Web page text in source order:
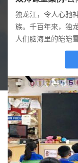
国家质检总局，全
局，是我国国务院
入境卫生检疫、出
可、标准化等工作
独龙江，令人心驰
族。千百年来，独
人们脑海里的皑皑
这里发生了翻天覆
度重视下，教育事
某某县下辖16个镇
提高办事效率，某
统。
国家电网公司，成
行国家授权投资的
关系国家能源安全
设和运营电网为核
洁、可持续的电力
（自治区、直辖市
亿人，公司员工总
四川省人民医院（
川省公立医院是中
四川省人民医院，
毋庸置疑。近年来
疗信息化水平，并
人武部全称为人民
卫、守护、守卫、
大型群众活动的安
日常训练、演练都